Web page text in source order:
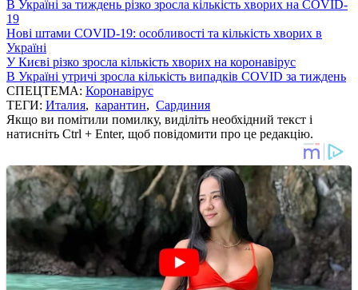
В Україні за тиждень різко зросла кількість хворих на COVID-
19
Нові штами COVID-19: особливості та кількість хворих в
Україні
У Києві різко зросла кількість хворих на коронавірус
В Україні утричі зросла кількість випадків COVID за тиждень
СПЕЦТЕМА: Коронавірус
ТЕГИ: Италия, карантин, Сардиния
Якщо ви помітили помилку, виділіть необхідний текст і
натисніть Ctrl + Enter, щоб повідомити про це редакцію.